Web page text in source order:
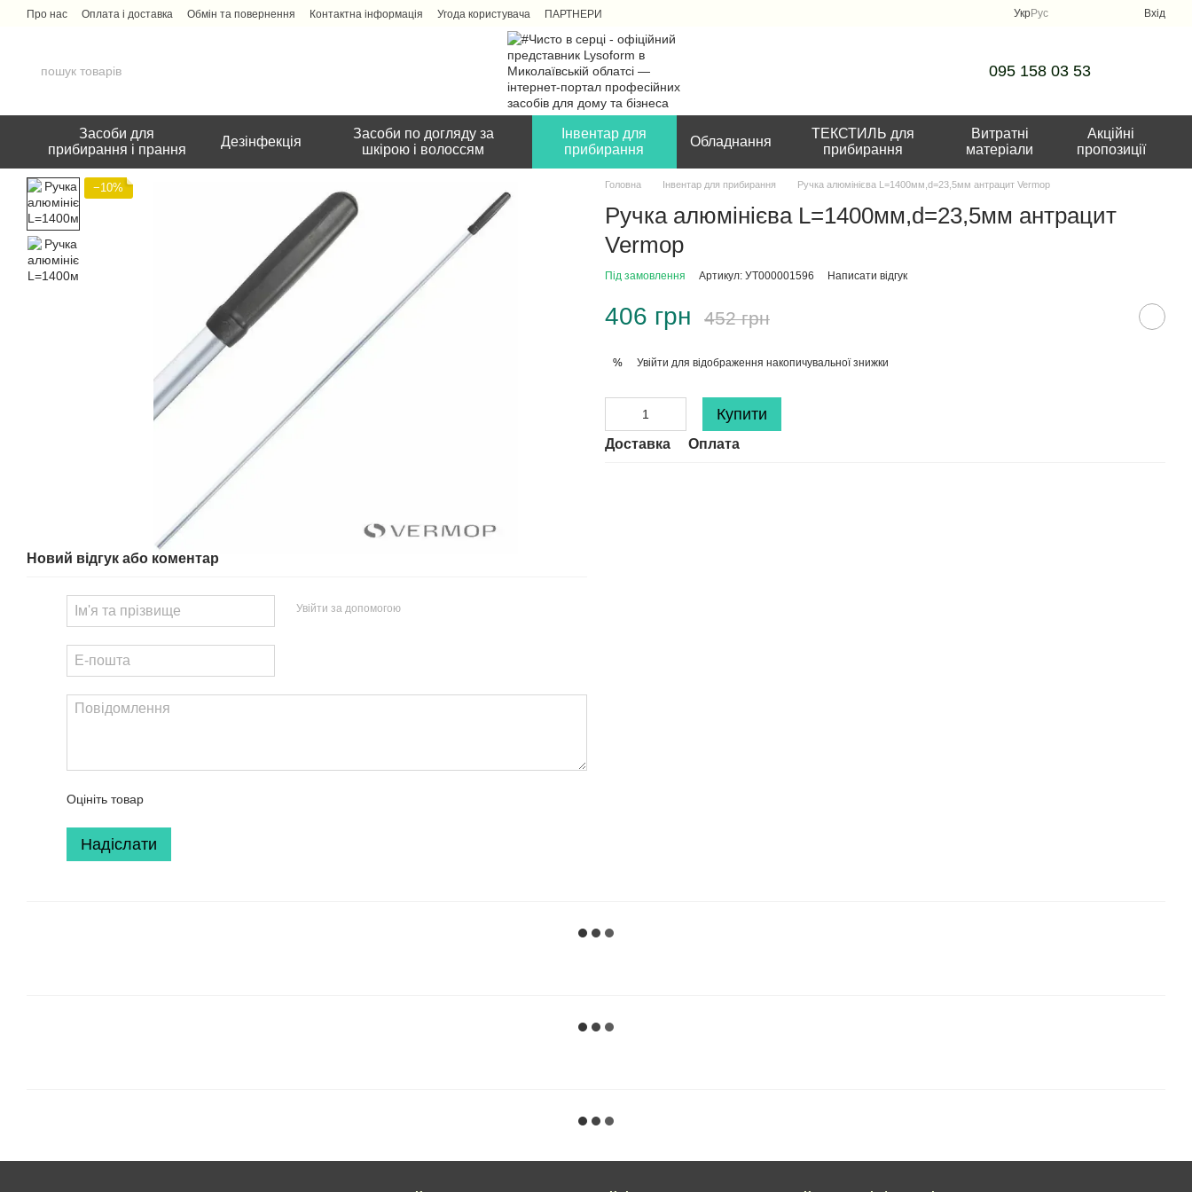
Перейти до основного контенту
Про нас Оплата і доставка Обмін та повернення Контактна інформація Угода користувача ПАРТНЕРИ УкрРус Вхід
095 158 03 53
Засоби для
прибирання і прання
Дезінфекція
Засоби по догляду за
шкірою і волоссям
Інвентар для
прибирання
Обладнання
ТЕКСТИЛЬ для
прибирання
Витратні
матеріали
Акційні
пропозиції
−10%
Новий відгук або коментар
Увійти за допомогою
Оцініть товар
Надіслати
Головна Інвентар для прибирання Ручка алюмінієва L=1400мм,d=23,5мм антрацит Vermoр
Ручка алюмінієва L=1400мм,d=23,5мм антрацит
Vermoр
Під замовлення Артикул: УТ000001596 Написати відгук
406 грн 452 грн
% Увійти для відображення накопичувальної знижки
Купити
Доставка Оплата